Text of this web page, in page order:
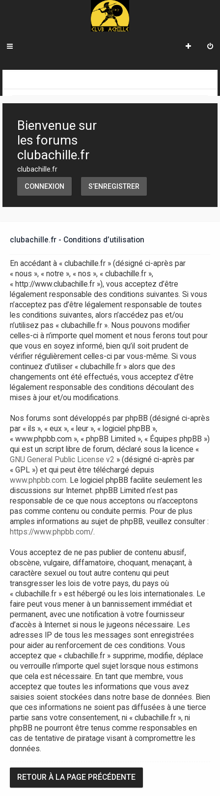
Bienvenue sur
les forums
clubachille.fr
clubachille.fr
CONNEXION S’ENREGISTRER
clubachille.fr - Conditions d’utilisation
En accédant à « clubachille.fr » (désigné ci-après par
« nous », « notre », « nos », « clubachille.fr »,
« http://www.clubachille.fr »), vous acceptez d’être
légalement responsable des conditions suivantes. Si vous
n’acceptez pas d’être légalement responsable de toutes
les conditions suivantes, alors n’accédez pas et/ou
n’utilisez pas « clubachille.fr ». Nous pouvons modifier
celles-ci à n’importe quel moment et nous ferons tout pour
que vous en soyez informé, bien qu’il soit prudent de
vérifier régulièrement celles-ci par vous-même. Si vous
continuez d’utiliser « clubachille.fr » alors que des
changements ont été effectués, vous acceptez d’être
légalement responsable des conditions découlant des
mises à jour et/ou modifications.
Nos forums sont développés par phpBB (désigné ci-après
par « ils », « eux », « leur », « logiciel phpBB »,
« www.phpbb.com », « phpBB Limited », « Équipes phpBB »)
qui est un script libre de forum, déclaré sous la licence «
GNU General Public License v2 » (désigné ci-après par
« GPL ») et qui peut être téléchargé depuis
www.phpbb.com. Le logiciel phpBB facilite seulement les
discussions sur Internet. phpBB Limited n’est pas
responsable de ce que nous acceptons ou n’acceptons
pas comme contenu ou conduite permis. Pour de plus
amples informations au sujet de phpBB, veuillez consulter :
https://www.phpbb.com/.
Vous acceptez de ne pas publier de contenu abusif,
obscène, vulgaire, diffamatoire, choquant, menaçant, à
caractère sexuel ou tout autre contenu qui peut
transgresser les lois de votre pays, du pays où
« clubachille.fr » est hébergé ou les lois internationales. Le
faire peut vous mener à un bannissement immédiat et
permanent, avec une notification à votre fournisseur
d’accès à Internet si nous le jugeons nécessaire. Les
adresses IP de tous les messages sont enregistrées
pour aider au renforcement de ces conditions. Vous
acceptez que « clubachille.fr » supprime, modifie, déplace
ou verrouille n’importe quel sujet lorsque nous estimons
que cela est nécessaire. En tant que membre, vous
acceptez que toutes les informations que vous avez
saisies soient stockées dans notre base de données. Bien
que ces informations ne soient pas diffusées à une tierce
partie sans votre consentement, ni « clubachille.fr », ni
phpBB ne pourront être tenus comme responsables en
cas de tentative de piratage visant à compromettre les
données.
RETOUR À LA PAGE PRÉCÉDENTE